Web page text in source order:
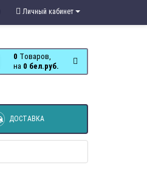
Личный кабинет
0 Tоваров,
на
0 бел.руб.
ДОСТАВКА